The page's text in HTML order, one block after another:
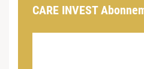
CARE INVEST